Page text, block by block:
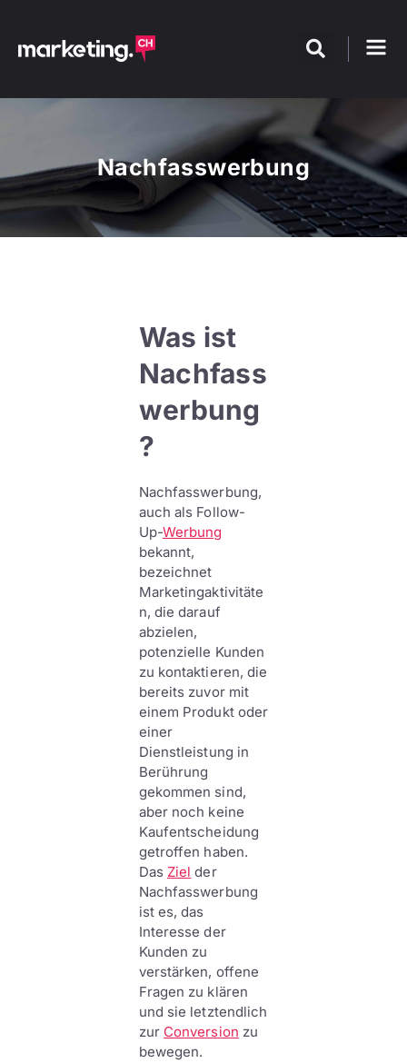
Nachfasswerbung
Was ist
Nachfass
werbung
?
Nachfasswerbung,
auch als Follow-
Up-Werbung
bekannt,
bezeichnet
Marketingaktivitäte
n, die darauf
abzielen,
potenzielle Kunden
zu kontaktieren, die
bereits zuvor mit
einem Produkt oder
einer
Dienstleistung in
Berührung
gekommen sind,
aber noch keine
Kaufentscheidung
getroffen haben.
Das Ziel der
Nachfasswerbung
ist es, das
Interesse der
Kunden zu
verstärken, offene
Fragen zu klären
und sie letztendlich
zur Conversion zu
bewegen.